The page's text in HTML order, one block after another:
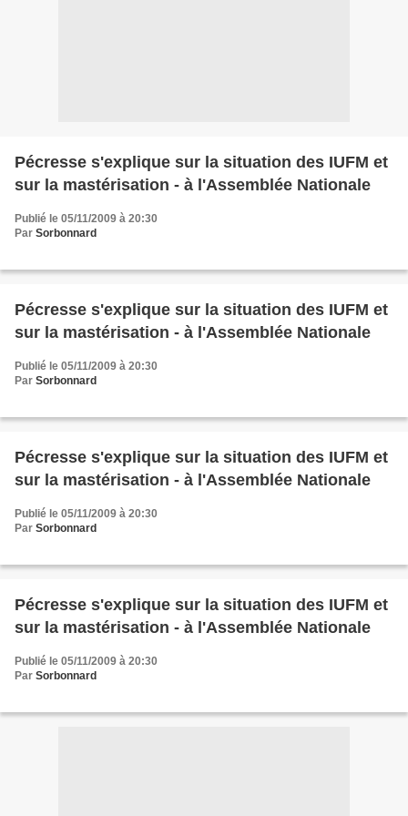
Pécresse s'explique sur la situation des IUFM et
sur la mastérisation - à l'Assemblée Nationale
Publié le 05/11/2009 à 20:30
Par Sorbonnard
Pécresse s'explique sur la situation des IUFM et
sur la mastérisation - à l'Assemblée Nationale
Publié le 05/11/2009 à 20:30
Par Sorbonnard
Pécresse s'explique sur la situation des IUFM et
sur la mastérisation - à l'Assemblée Nationale
Publié le 05/11/2009 à 20:30
Par Sorbonnard
Pécresse s'explique sur la situation des IUFM et
sur la mastérisation - à l'Assemblée Nationale
Publié le 05/11/2009 à 20:30
Par Sorbonnard